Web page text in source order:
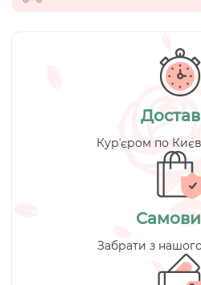
Курʼєром по
Забрати з